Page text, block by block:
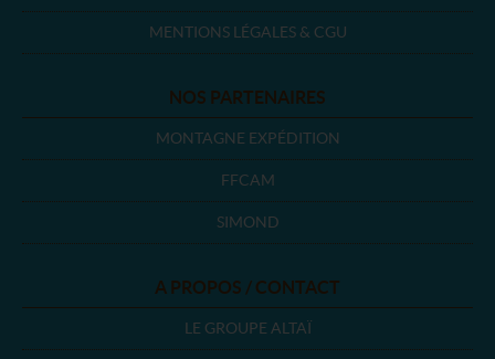
MENTIONS LÉGALES & CGU
NOS PARTENAIRES
MONTAGNE EXPÉDITION
FFCAM
SIMOND
A PROPOS / CONTACT
LE GROUPE ALTAÏ